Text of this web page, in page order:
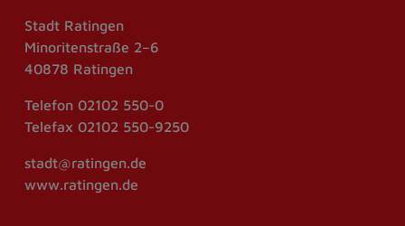
Stadt Ratingen
Minoritenstraße 2–6
40878 Ratingen
Telefon 02102 550-0
Telefax 02102 550-9250
stadt@ratingen.de
www.ratingen.de